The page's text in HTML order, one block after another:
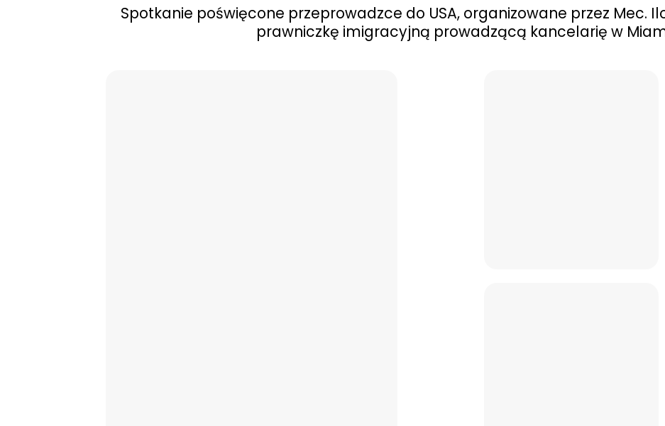
Spotkanie poświęcone przeprowadzce do USA, organizowane przez Mec.
prawniczkę imigracyjną prowadzącą kancelarię w